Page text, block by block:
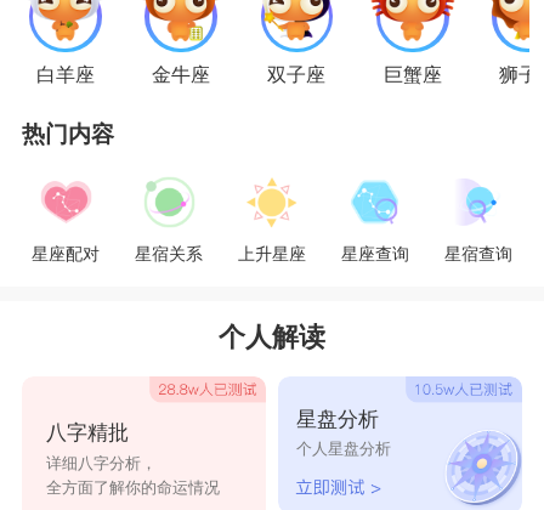
的陪伴。双鱼女是十二星座中最有女人味的
星座
女，从身体到灵魂都是。她们对于男生是没有防御
虽然金牛男总是用他宽广的胸怀去包容鱼儿的
少女心，但如果双鱼女一直采取很情绪化的举动，
金牛也会发他的牛脾气，到时候局面就不好看了，
还是该哭呢。同时鱼儿们最好能够控制自己的不切
实际的幻想，因为多了会让务实的金牛受不了。对
于双鱼来说，金牛要管住自己的“财迷”本性，不要
打破双鱼的幻想。
白羊座 金牛座 双子座 巨蟹座 狮子
热门内容
星座配对 星宿关系 上升星座 星座查询 星宿查询
个人解读
八字精批
详细八字分析，
全方面了解你的命运情况
星盘分析
个人星盘分析